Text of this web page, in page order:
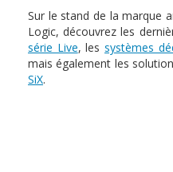
Sur le stand de la marque
Logic, découvrez les
série Live, lessystèmes
mais également les
SiX.